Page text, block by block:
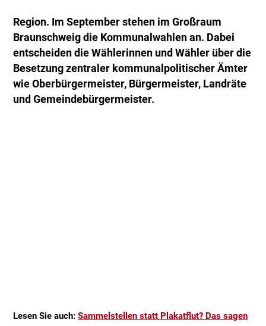
Region. Im September stehen im Großraum
Braunschweig die Kommunalwahlen an. Dabei
entscheiden die Wählerinnen und Wähler über die
Besetzung zentraler kommunalpolitischer Ämter
wie Oberbürgermeister, Bürgermeister, Landräte
und Gemeindebürgermeister.
Lesen Sie auch:Sammelstellen statt Plakatflut? Das sagen